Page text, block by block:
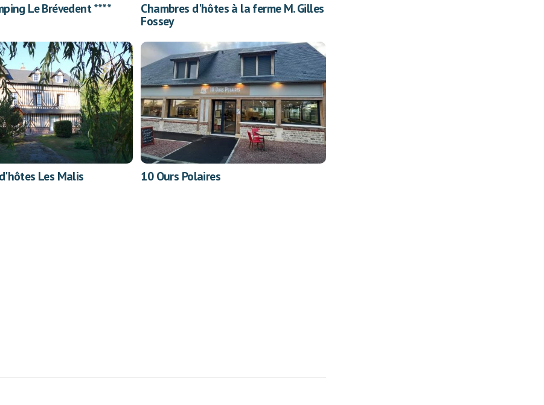
Le Brévedent ****
Chambres d'hôtes à la ferme M. Gilles
Fossey
Les Malis 10 Ours Polaires